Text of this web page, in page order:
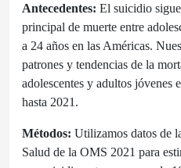
Antecedentes: El suicidio
principal de muerte entre
a 24 años en las Américas.
patrones y tendencias de la
adolescentes y adultos jóvenes
hasta 2021.
Métodos: Utilizamos datos de
Salud de la OMS 2021 para